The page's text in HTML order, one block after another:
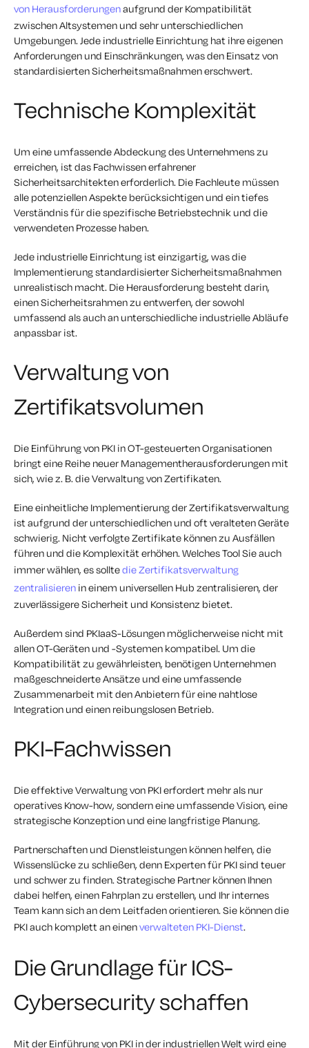
von Herausforderungenaufgrund der Kompatibilität
zwischen Altsystemen und sehr unterschiedlichen
Umgebungen. Jede industrielle Einrichtung hat ihre eigenen
Anforderungen und Einschränkungen, was den Einsatz von
standardisierten Sicherheitsmaßnahmen erschwert.
Technische Komplexität
Um eine umfassende Abdeckung des Unternehmens zu
erreichen, ist das Fachwissen erfahrener
Sicherheitsarchitekten erforderlich. Die Fachleute müssen
alle potenziellen Aspekte berücksichtigen und ein tiefes
Verständnis für die spezifische Betriebstechnik und die
verwendeten Prozesse haben.
Jede industrielle Einrichtung ist einzigartig, was die
Implementierung standardisierter Sicherheitsmaßnahmen
unrealistisch macht. Die Herausforderung besteht darin,
einen Sicherheitsrahmen zu entwerfen, der sowohl
umfassend als auch an unterschiedliche industrielle Abläufe
anpassbar ist.
Verwaltung von
Zertifikatsvolumen
Die Einführung von PKI in OT-gesteuerten Organisationen
bringt eine Reihe neuer Managementherausforderungen mit
sich, wie z. B. die Verwaltung von Zertifikaten.
Eine einheitliche Implementierung der Zertifikatsverwaltung
ist aufgrund der unterschiedlichen und oft veralteten Geräte
schwierig. Nicht verfolgte Zertifikate können zu Ausfällen
führen und die Komplexität erhöhen. Welches Tool Sie auch
immer wählen, es solltedie Zertifikatsverwaltung
zentralisieren in einem universellen Hub zentralisieren, der
zuverlässigere Sicherheit und Konsistenz bietet.
Außerdem sind PKIaaS-Lösungen möglicherweise nicht mit
allen OT-Geräten und -Systemen kompatibel. Um die
Kompatibilität zu gewährleisten, benötigen Unternehmen
maßgeschneiderte Ansätze und eine umfassende
Zusammenarbeit mit den Anbietern für eine nahtlose
Integration und einen reibungslosen Betrieb.
PKI-Fachwissen
Die effektive Verwaltung von PKI erfordert mehr als nur
operatives Know-how, sondern eine umfassende Vision, eine
strategische Konzeption und eine langfristige Planung.
Partnerschaften und Dienstleistungen können helfen, die
Wissenslücke zu schließen, denn Experten für PKI sind teuer
und schwer zu finden. Strategische Partner können Ihnen
dabei helfen, einen Fahrplan zu erstellen, und Ihr internes
Team kann sich an dem Leitfaden orientieren. Sie können die
PKI auch komplett an einenverwalteten PKI-Dienst.
Die Grundlage für ICS-
Cybersecurity schaffen
Mit der Einführung von PKI in der industriellen Welt wird eine